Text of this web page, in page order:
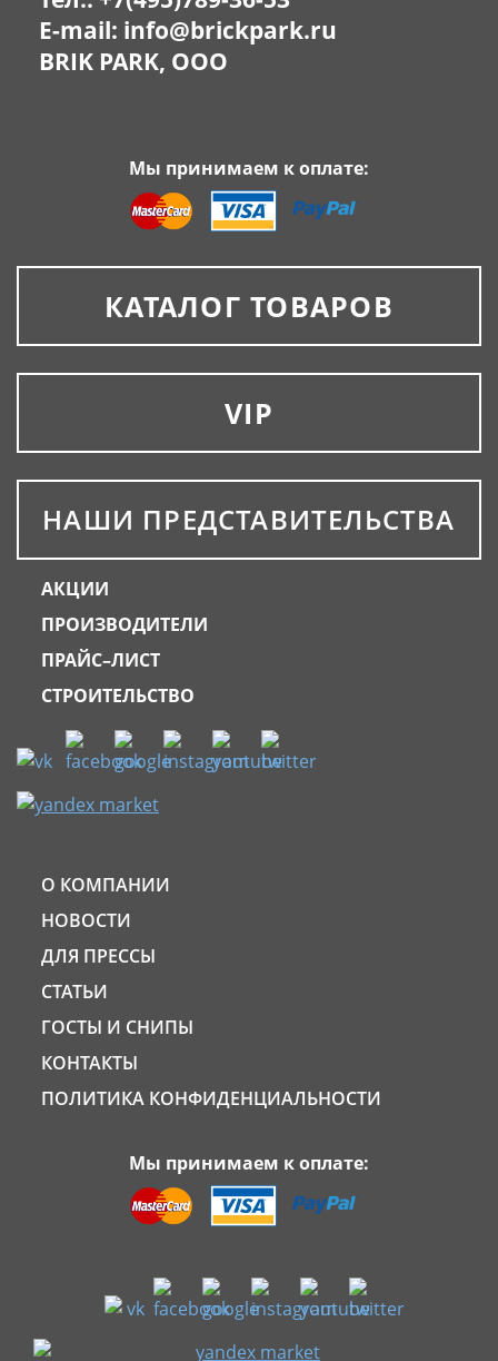
E-mail: info@brickpark.ru
BRIK PARK, OOO
Мы принимаем к оплате:
КАТАЛОГ ТОВАРОВ
VIP
НАШИ ПРЕДСТАВИТЕЛЬСТВА
АКЦИИ
ПРОИЗВОДИТЕЛИ
ПРАЙС–ЛИСТ
СТРОИТЕЛЬСТВО
О КОМПАНИИ
НОВОСТИ
ДЛЯ ПРЕССЫ
СТАТЬИ
ГОСТЫ И СНИПЫ
КОНТАКТЫ
ПОЛИТИКА КОНФИДЕНЦИАЛЬНОСТИ
Мы принимаем к оплате: